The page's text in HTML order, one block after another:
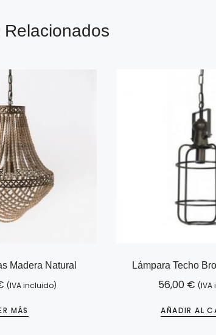
Madera Natural
(IVA incluido)
MÁS
Lámpara Techo
56,00 € (IVA
AÑADIR AL